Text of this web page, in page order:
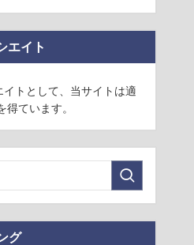
エイト
トとして、当サイトは適
ています。
グ